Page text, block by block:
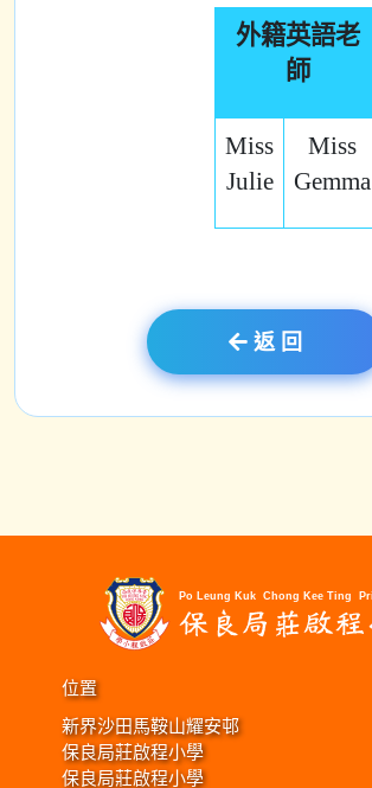
外籍英語老
師
Miss
Julie
Miss
Gemma
返 回
位置
新界沙田馬鞍山耀安邨
保良局莊啟程小學
保良局莊啟程小學